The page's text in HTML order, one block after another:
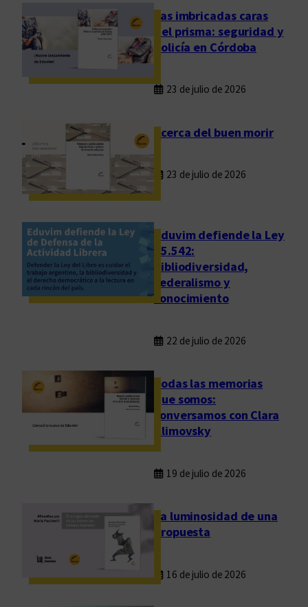
o
d
n
i
n
o
c
t
u
a
l
Las imbricadas caras
del prisma: seguridad y
policía en Córdoba
23 de julio de 2026
Acerca del buen morir
23 de julio de 2026
Eduvim defiende la Ley
25.542:
bibliodiversidad,
federalismo y
conocimiento
22 de julio de 2026
Todas las memorias
que somos:
conversamos con Clara
Klimovsky
19 de julio de 2026
La luminosidad de una
propuesta
16 de julio de 2026